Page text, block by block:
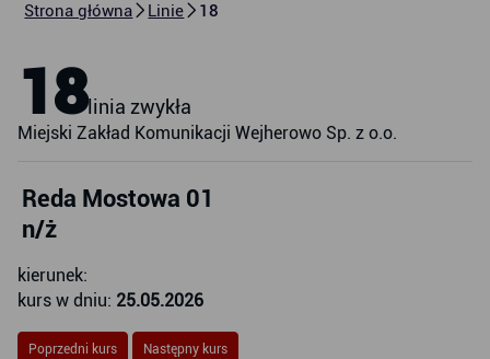
Strona główna Linie 18
18linia zwykła
Miejski Zakład Komunikacji Wejherowo Sp. z o.o.
Reda Mostowa 01
n/ż
kierunek:
kurs w dniu: 25.05.2026
Poprzedni kurs Następny kurs